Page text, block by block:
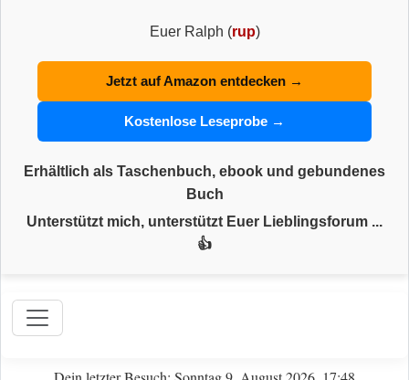
Euer Ralph (rup)
Jetzt auf Amazon entdecken →
Kostenlose Leseprobe →
Erhältlich als Taschenbuch, ebook und gebundenes
Buch
Unterstützt mich, unterstützt Euer Lieblingsforum ...
👍